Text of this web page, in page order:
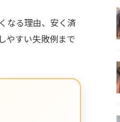
なる理由、安く済
やすい失敗例まで